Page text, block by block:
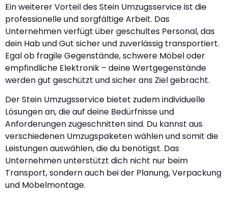
Ein weiterer Vorteil des Stein Umzugsservice ist die
professionelle und sorgfältige Arbeit. Das
Unternehmen verfügt über geschultes Personal, das
dein Hab und Gut sicher und zuverlässig transportiert.
Egal ob fragile Gegenstände, schwere Möbel oder
empfindliche Elektronik – deine Wertgegenstände
werden gut geschützt und sicher ans Ziel gebracht.
Der Stein Umzugsservice bietet zudem individuelle
Lösungen an, die auf deine Bedürfnisse und
Anforderungen zugeschnitten sind. Du kannst aus
verschiedenen Umzugspaketen wählen und somit die
Leistungen auswählen, die du benötigst. Das
Unternehmen unterstützt dich nicht nur beim
Transport, sondern auch bei der Planung, Verpackung
und Möbelmontage.